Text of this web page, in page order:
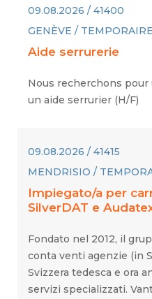
09.08.2026 / 41400
GENÈVE / TEMPORAIRE
Aide serrurerie
Nous recherchons
un aide serrurier (H/F)
09.08.2026 / 41415
MENDRISIO /
Impiegato/a per
SilverDAT e
Fondato nel 2012, il
conta venti agenzie (in
Svizzera tedesca e ora
servizi specializzati.